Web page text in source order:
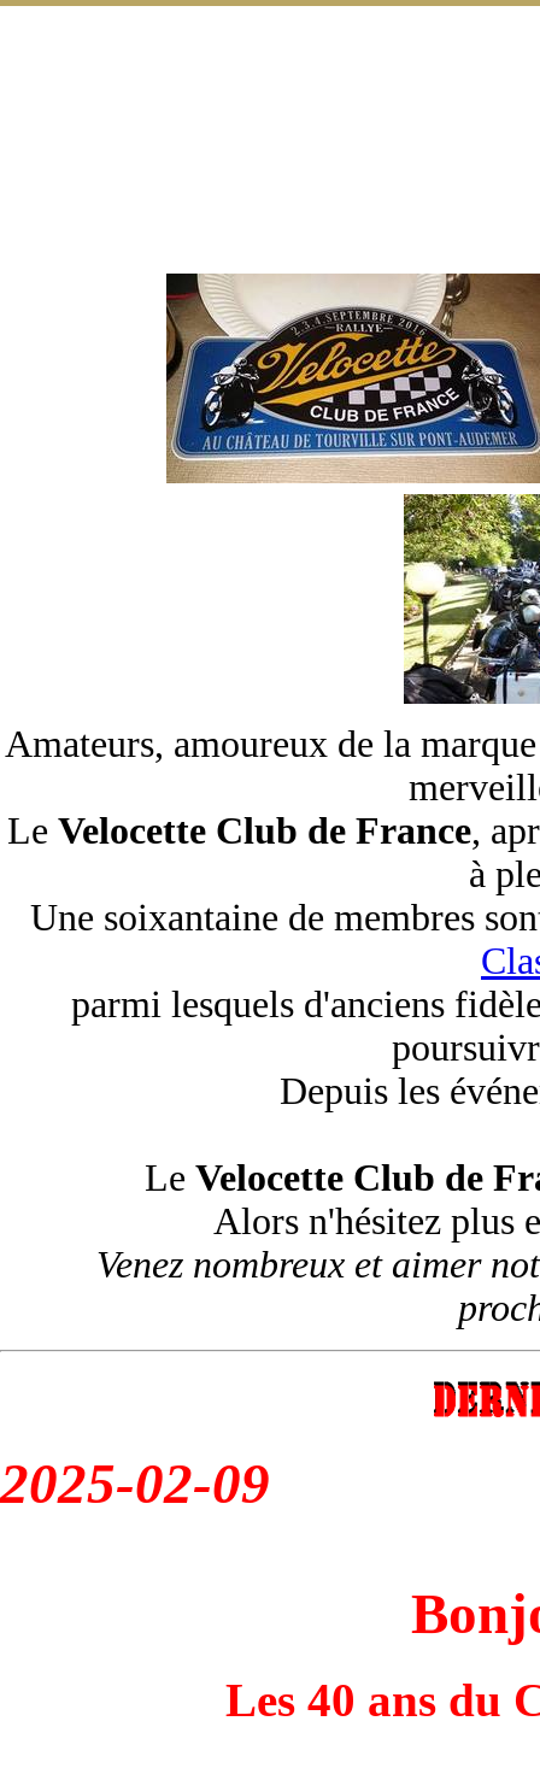
Amateurs, amoureux de la
Le Velocette Club de France,
à
Une soixantaine de membres
parmi lesquels d'anciens
Depuis les
Le Velocette Club de
Alors n'hésitez plus
Venez nombreux et aimer
2025-02-09
Les 40 ans du